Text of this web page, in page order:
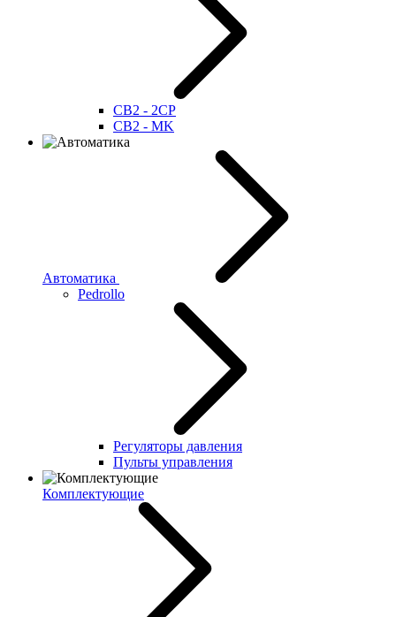
CB2 - 2CP
CB2 - MK
Автоматика
Pedrollo
Регуляторы давления
Пульты управления
Комплектующие